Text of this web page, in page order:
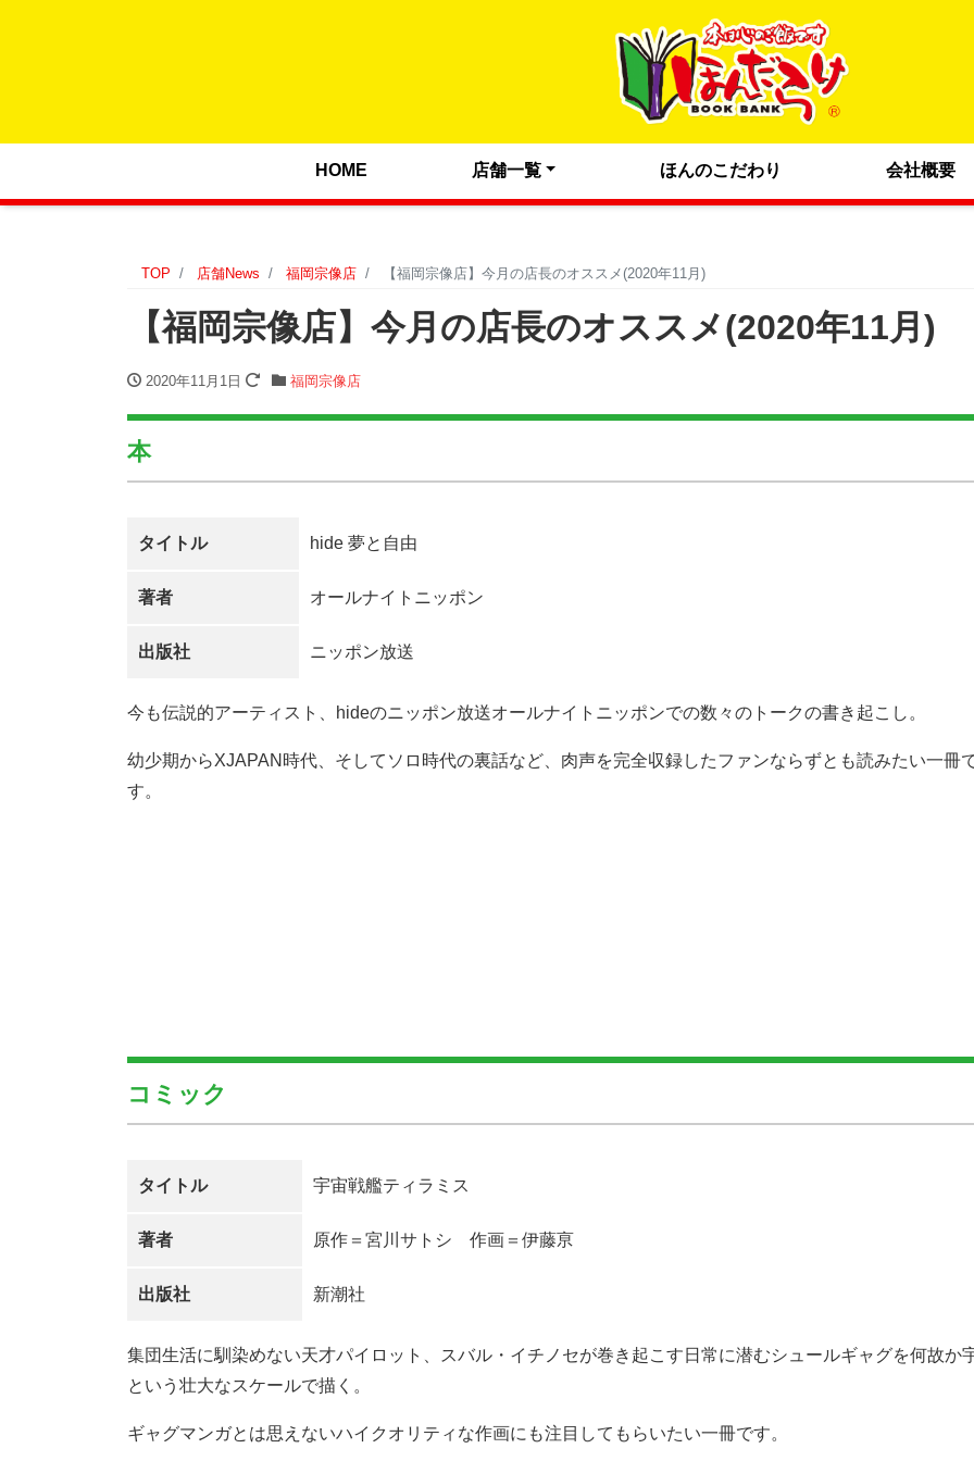
HOME 店舗一覧 ほんのこだわり 会社概要
TOP 店舗News 福岡宗像店 【福岡宗像店】今月の店長のオススメ(2020年11月)
【福岡宗像店】今月の店長のオススメ(2020年11月)
2020年11月1日 福岡宗像店
本
タイトル hide 夢と自由
著者 オールナイトニッポン
出版社 ニッポン放送
今も伝説的アーティスト、hideのニッポン放送オールナイトニッポンでの数々のトークの書き起こし。
幼少期からXJAPAN時代、そしてソロ時代の裏話など、肉声を完全収録したファンならずとも読みたい一冊
す。
コミック
タイトル 宇宙戦艦ティラミス
著者 原作＝宮川サトシ 作画＝伊藤亰
出版社 新潮社
集団生活に馴染めない天才パイロット、スバル・イチノセが巻き起こす日常に潜むシュールギャグを何故か
という壮大なスケールで描く。
ギャグマンガとは思えないハイクオリティな作画にも注目してもらいたい一冊です。